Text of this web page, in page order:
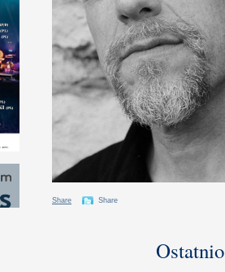
Share Share